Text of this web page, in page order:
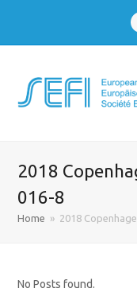
2018
016-8
Home » 2018
No Posts found.